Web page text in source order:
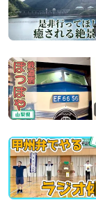
RIFIANBOY •